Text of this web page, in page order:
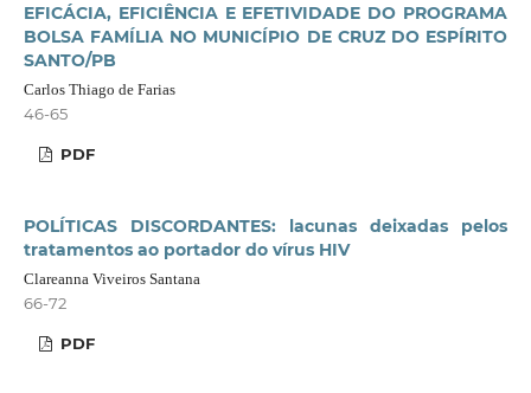
EFICÁCIA, EFICIÊNCIA E EFETIVIDADE DO PROGRAMA
BOLSA FAMÍLIA NO MUNICÍPIO DE CRUZ DO ESPÍRITO
SANTO/PB
Carlos Thiago de Farias
46-65
PDF
POLÍTICAS DISCORDANTES: lacunas deixadas pelos
tratamentos ao portador do vírus HIV
Clareanna Viveiros Santana
66-72
PDF